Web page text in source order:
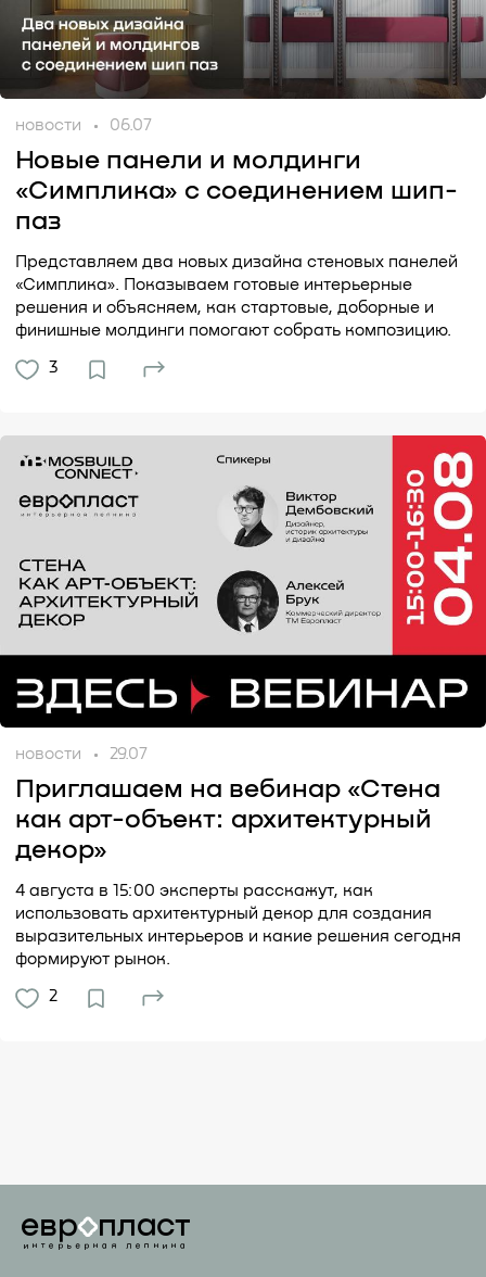
новости 06.07
Новые панели и молдинги
«Симплика» с соединением шип-
паз
Представляем два новых дизайна стеновых панелей
«Симплика». Показываем готовые интерьерные
решения и объясняем, как стартовые, доборные и
финишные молдинги помогают собрать композицию.
3
новости 29.07
Приглашаем на вебинар «Стена
как арт-объект: архитектурный
декор»
4 августа в 15:00 эксперты расскажут, как
использовать архитектурный декор для создания
выразительных интерьеров и какие решения сегодня
формируют рынок.
2